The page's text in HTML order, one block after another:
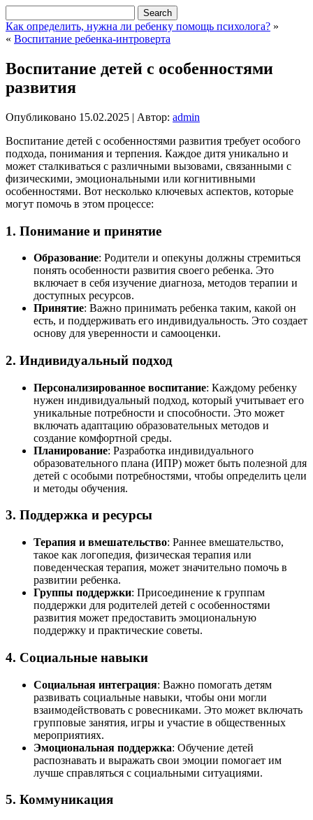
Как определить, нужна ли ребенку помощь психолога? »
« Воспитание ребенка-интроверта
Воспитание детей с особенностями
развития
Опубликовано 15.02.2025 | Автор: admin
Воспитание детей с особенностями развития требует особого
подхода, понимания и терпения. Каждое дитя уникально и
может сталкиваться с различными вызовами, связанными с
физическими, эмоциональными или когнитивными
особенностями. Вот несколько ключевых аспектов, которые
могут помочь в этом процессе:
1. Понимание и принятие
Образование: Родители и опекуны должны стремиться
понять особенности развития своего ребенка. Это
включает в себя изучение диагноза, методов терапии и
доступных ресурсов.
Принятие: Важно принимать ребенка таким, какой он
есть, и поддерживать его индивидуальность. Это создает
основу для уверенности и самооценки.
2. Индивидуальный подход
Персонализированное воспитание: Каждому ребенку
нужен индивидуальный подход, который учитывает его
уникальные потребности и способности. Это может
включать адаптацию образовательных методов и
создание комфортной среды.
Планирование: Разработка индивидуального
образовательного плана (ИПР) может быть полезной для
детей с особыми потребностями, чтобы определить цели
и методы обучения.
3. Поддержка и ресурсы
Терапия и вмешательство: Раннее вмешательство,
такое как логопедия, физическая терапия или
поведенческая терапия, может значительно помочь в
развитии ребенка.
Группы поддержки: Присоединение к группам
поддержки для родителей детей с особенностями
развития может предоставить эмоциональную
поддержку и практические советы.
4. Социальные навыки
Социальная интеграция: Важно помогать детям
развивать социальные навыки, чтобы они могли
взаимодействовать с ровесниками. Это может включать
групповые занятия, игры и участие в общественных
мероприятиях.
Эмоциональная поддержка: Обучение детей
распознавать и выражать свои эмоции помогает им
лучше справляться с социальными ситуациями.
5. Коммуникация